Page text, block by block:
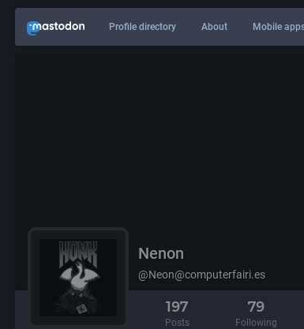
Profile directory About Mobile
Nenon
@Neon@computerfairi.es
197
Posts
79
Following